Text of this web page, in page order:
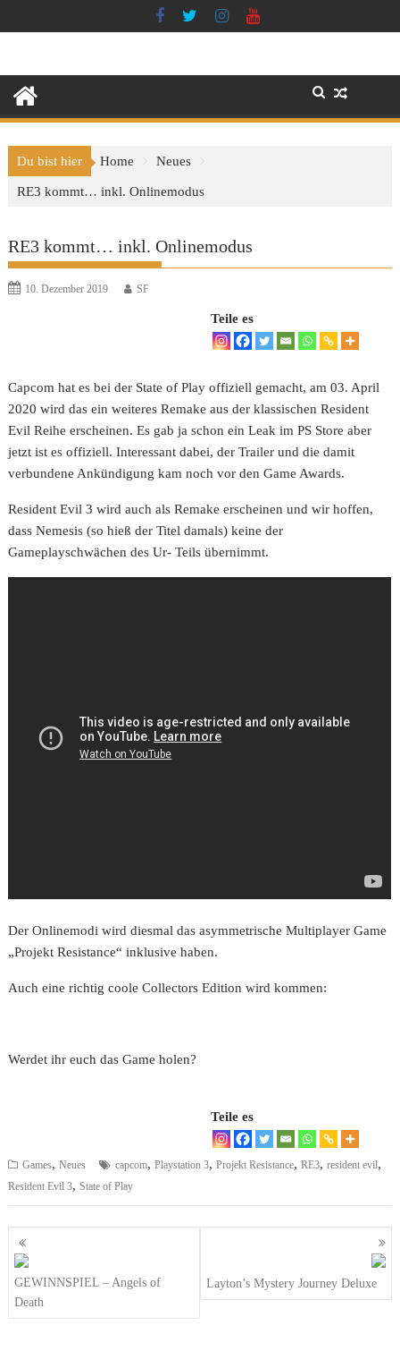
to
Du bist hier Home Neues
RE3 kommt… inkl. Onlinemodus
RE3 kommt… inkl. Onlinemodus
10. Dezember 2019 SF
Teile es
Capcom hat es bei der State of Play offiziell gemacht, am 03. April
2020 wird das ein weiteres Remake aus der klassischen Resident
Evil Reihe erscheinen. Es gab ja schon ein Leak im PS Store aber
jetzt ist es offiziell. Interessant dabei, der Trailer und die damit
verbundene Ankündigung kam noch vor den Game Awards.
Resident Evil 3 wird auch als Remake erscheinen und wir hoffen,
dass Nemesis (so hieß der Titel damals) keine der
Gameplayschwächen des Ur- Teils übernimmt.
Der Onlinemodi wird diesmal das asymmetrische Multiplayer Game
„Projekt Resistance“ inklusive haben.
Auch eine richtig coole Collectors Edition wird kommen:
Werdet ihr euch das Game holen?
Teile es
Games,Neues capcom,Playstation 3,Projekt Resistance,RE3,resident evil,
Resident Evil 3,State of Play
Beitragsnavigation
GEWINNSPIEL – Angels of
Death
Layton’s Mystery Journey Deluxe